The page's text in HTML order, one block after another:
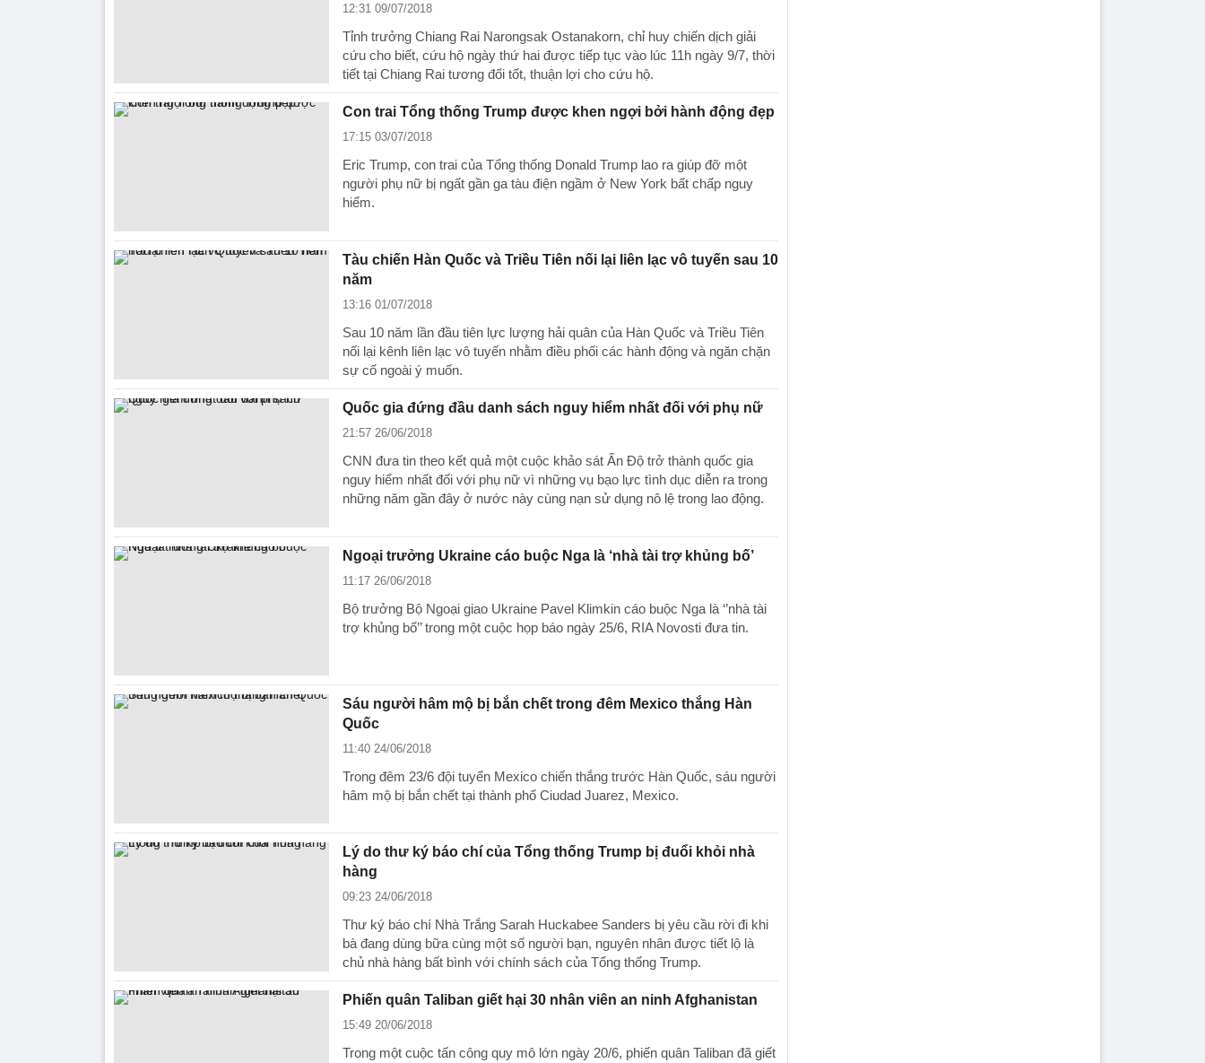
12:31 09/07/2018
Tỉnh trưởng Chiang Rai Narongsak Ostanakorn, chỉ huy chiến dịch giải
cứu cho biết, cứu hộ ngày thứ hai được tiếp tục vào lúc 11h ngày 9/7, thời
tiết tại Chiang Rai tương đối tốt, thuận lợi cho cứu hộ.
Con trai Tổng thống Trump được khen ngợi bởi hành động đẹp
17:15 03/07/2018
Eric Trump, con trai của Tổng thống Donald Trump lao ra giúp đỡ một
người phụ nữ bị ngất gần ga tàu điện ngầm ở New York bất chấp nguy
hiểm.
Tàu chiến Hàn Quốc và Triều Tiên nối lại liên lạc vô tuyến sau 10
năm
13:16 01/07/2018
Sau 10 năm lần đầu tiên lực lượng hải quân của Hàn Quốc và Triều Tiên
nối lại kênh liên lạc vô tuyến nhằm điều phối các hành động và ngăn chặn
sự cố ngoài ý muốn.
Quốc gia đứng đầu danh sách nguy hiểm nhất đối với phụ nữ
21:57 26/06/2018
CNN đưa tin theo kết quả một cuộc khảo sát Ấn Độ trở thành quốc gia
nguy hiểm nhất đối với phụ nữ vì những vụ bạo lực tình dục diễn ra trong
những năm gần đây ở nước này cùng nạn sử dụng nô lệ trong lao động.
Ngoại trưởng Ukraine cáo buộc Nga là ‘nhà tài trợ khủng bố’
11:17 26/06/2018
Bộ trưởng Bộ Ngoại giao Ukraine Pavel Klimkin cáo buộc Nga là ‘’nhà tài
trợ khủng bố’’ trong một cuộc họp báo ngày 25/6, RIA Novosti đưa tin.
Sáu người hâm mộ bị bắn chết trong đêm Mexico thắng Hàn
Quốc
11:40 24/06/2018
Trong đêm 23/6 đội tuyển Mexico chiến thắng trước Hàn Quốc, sáu người
hâm mộ bị bắn chết tại thành phố Ciudad Juarez, Mexico.
Lý do thư ký báo chí của Tổng thống Trump bị đuổi khỏi nhà
hàng
09:23 24/06/2018
Thư ký báo chí Nhà Trắng Sarah Huckabee Sanders bị yêu cầu rời đi khi
bà đang dùng bữa cùng một số người bạn, nguyên nhân được tiết lộ là
chủ nhà hàng bất bình với chính sách của Tổng thống Trump.
Phiến quân Taliban giết hại 30 nhân viên an ninh Afghanistan
15:49 20/06/2018
Trong một cuộc tấn công quy mô lớn ngày 20/6, phiến quân Taliban đã giết